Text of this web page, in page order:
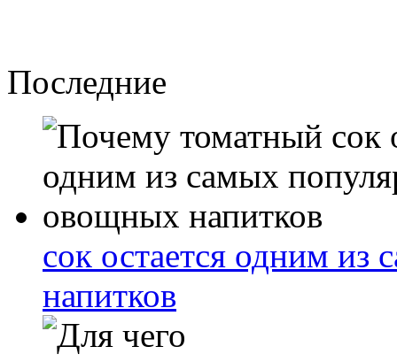
Последние
сок остается одним
напитков